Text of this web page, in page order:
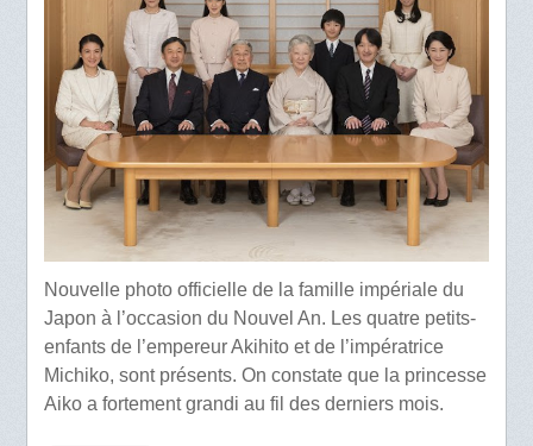
Nouvelle photo officielle de la famille impériale du
Japon à l’occasion du Nouvel An. Les quatre petits-
enfants de l’empereur Akihito et de l’impératrice
Michiko, sont présents. On constate que la princesse
Aiko a fortement grandi au fil des derniers mois.